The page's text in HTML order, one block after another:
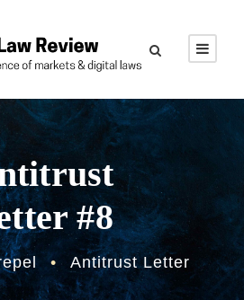
#8
• Antitrust Letter